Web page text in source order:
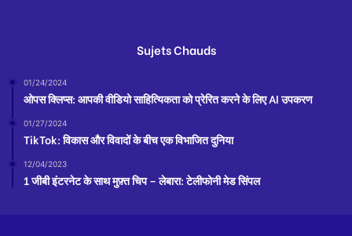
Sujets Chauds
01/24/2024
ओपस क्लिप्स: आपकी वीडियो साहित्यिकता को प्रेरित करने के लिए AI उपकरण
01/27/2024
TikTok: विकास और विवादों के बीच एक विभाजित दुनिया
12/04/2023
1 जीबी इंटरनेट के साथ मुफ़्त चिप – लेबारा: टेलीफोनी मेड सिंपल